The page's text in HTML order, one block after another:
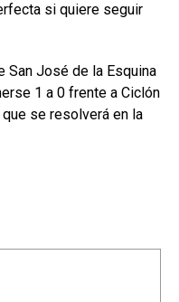
si quiere seguir
San José de la Esquina
1 a 0 frente a Ciclón
que se resolverá en la